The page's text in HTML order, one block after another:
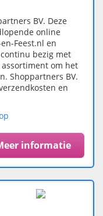
BV. Deze
online
Feest.nl en
bezig met
om het
Shoppartners BV.
en
informatie